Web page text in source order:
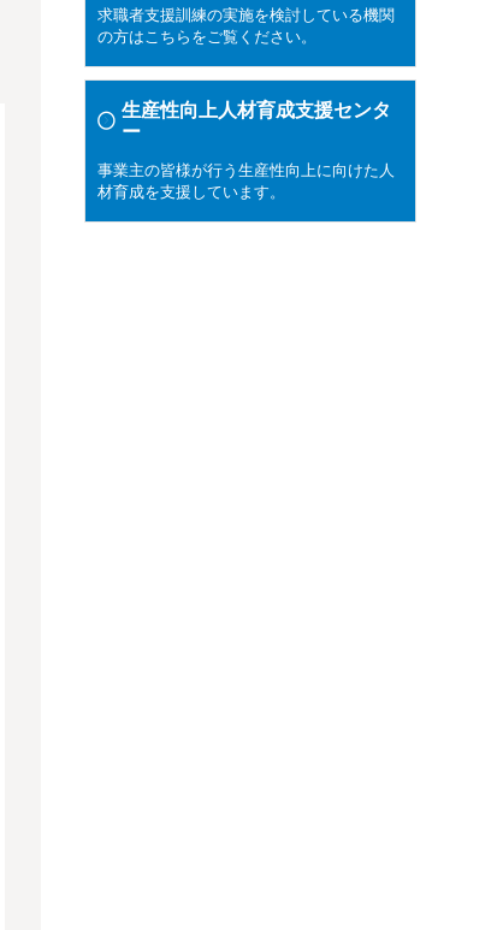
求職者支援訓練の実施を検討している機関
の方はこちらをご覧ください。
生産性向上人材育成支援センタ
ー
事業主の皆様が行う生産性向上に向けた人
材育成を支援しています。